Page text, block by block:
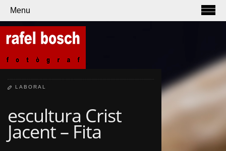
Menu
LABORAL
escultura Crist
Jacent – Fita